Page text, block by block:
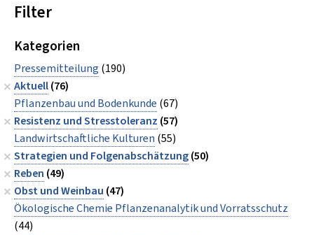
Filter
Kategorien
Pressemitteilung (190)
Aktuell(76)
Pflanzenbau und Bodenkunde (67)
Resistenz und Stresstoleranz (57)
Landwirtschaftliche Kulturen (55)
Strategien und Folgenabschätzung(50)
Reben (49)
Obst und Weinbau (47)
Ökologische Chemie Pflanzenanalytik und Vorratsschutz
(44)